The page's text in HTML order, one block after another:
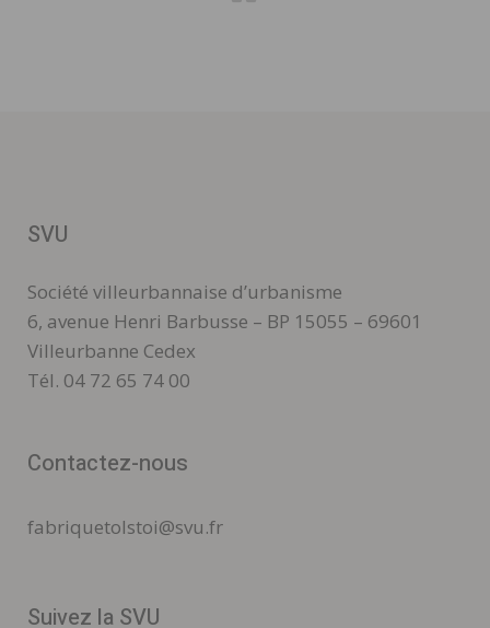
SVU
Société villeurbannaise d’urbanisme
6, avenue Henri Barbusse – BP 15055 – 69601
Villeurbanne Cedex
Tél. 04 72 65 74 00
Contactez-nous
fabriquetolstoi@svu.fr
Suivez la SVU